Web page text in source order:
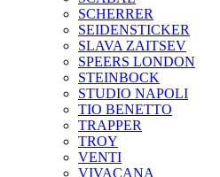
SCHERRER
SEIDENSTICKER
SLAVA ZAITSEV
SPEERS LONDON
STEINBOCK
STUDIO NAPOLI
TIO BENETTO
TRAPPER
TROY
VENTI
VIVACANA